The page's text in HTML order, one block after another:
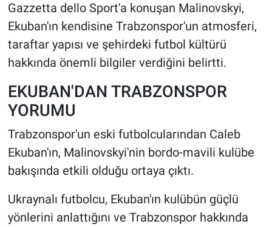
Gazzetta dello Sport'a konuşan Malinovskyi,
Ekuban'ın kendisine Trabzonspor'un atmosferi,
taraftar yapısı ve şehirdeki futbol kültürü
hakkında önemli bilgiler verdiğini belirtti.
EKUBAN'DAN TRABZONSPOR
YORUMU
Trabzonspor'un eski futbolcularından Caleb
Ekuban'ın, Malinovskyi'nin bordo-mavili kulübe
bakışında etkili olduğu ortaya çıktı.
Ukraynalı futbolcu, Ekuban'ın kulübün güçlü
yönlerini anlattığını ve Trabzonspor hakkında
Bilim, Teknoloji